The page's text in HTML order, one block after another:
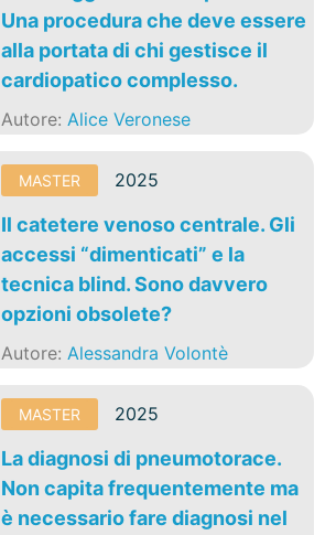
Una procedura che deve essere
alla portata di chi gestisce il
cardiopatico complesso.
Autore:Alice Veronese
MASTER 2025
Il catetere venoso centrale. Gli
accessi “dimenticati” e la
tecnica blind. Sono davvero
opzioni obsolete?
Autore:Alessandra Volontè
MASTER 2025
La diagnosi di pneumotorace.
Non capita frequentemente ma
è necessario fare diagnosi nel